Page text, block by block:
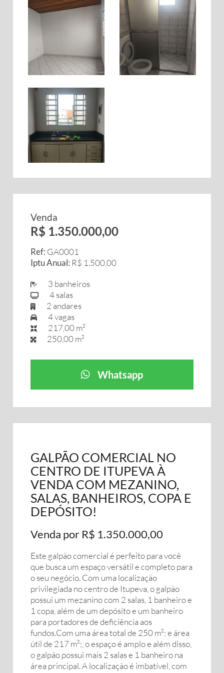
Venda
R$ 1.350.000,00
Ref: GA0001
Iptu Anual: R$ 1.500,00
3 banheiros
4 salas
2 andares
4 vagas
217,00 m²
250,00 m²
Whatsapp
GALPÃO COMERCIAL NO
CENTRO DE ITUPEVA À
VENDA COM MEZANINO,
SALAS, BANHEIROS, COPA E
DEPÓSITO!
Venda por R$ 1.350.000,00
Este galpão comercial é perfeito para você
que busca um espaço versátil e completo para
o seu negócio. Com uma localização
privilegiada no centro de Itupeva, o galpão
possui um mezanino com 2 salas, 1 banheiro e
1 copa, além de um depósito e um banheiro
para portadores de deficiência aos
fundos.Com uma área total de 250 m²; e área
útil de 217 m²;, o espaço é amplo e além disso,
o galpão possui mais 2 salas e 1 banheiro na
área principal. A localização é imbatível, com